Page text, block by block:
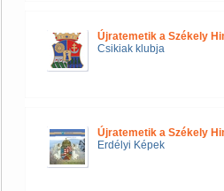
Újratemetik a Székely
Csikiak klubja
Újratemetik a Székely
Erdélyi Képek